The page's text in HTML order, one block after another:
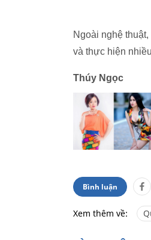
Ngoài nghệ
và thực hiện
Thúy Ngọc
Bình luận
Xem thêm về: